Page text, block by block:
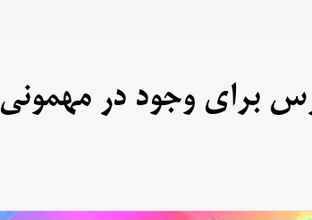
برای وجود در مهمونی